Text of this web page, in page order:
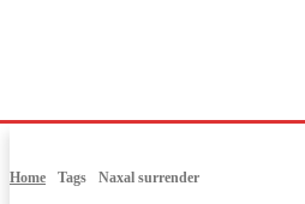
Home Tags Naxal surrender